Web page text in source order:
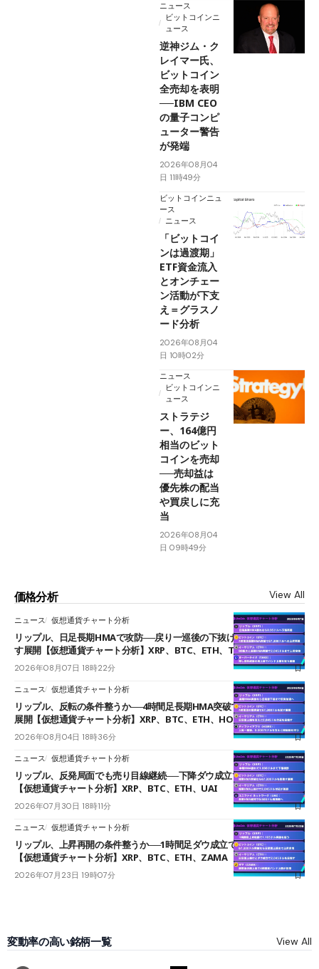
ニュース
ビットコインニ
ュース
逆神ジム・ク
レイマー氏、
ビットコイン
全売却を表明
──IBM CEO
の量子コンピ
ューター警告
が発端
2026年08月04
日 11時49分
ビットコインニュ
ース
ニュース
「ビットコイ
ンは過渡期」
ETF資金流入
とオンチェー
ン活動が下支
え＝グラスノ
ード分析
2026年08月04
日 10時02分
ニュース
ビットコインニ
ュース
ストラテジ
ー、164億円
相当のビット
コインを売却
──売却益は
優先株の配当
や買戻しに充
当
2026年08月04
日 09時49分
価格分析 View All
ニュース 仮想通貨チャート分析
リップル、日足長期HMAで攻防──戻り一巡後の下抜けで0.95ドルを試
す展開【仮想通貨チャート分析】XRP、BTC、ETH、TAKE
2026年08月07日 18時22分
ニュース 仮想通貨チャート分析
リップル、反転の条件整うか──4時間足長期HMA突破で雲下端を目指す
展開【仮想通貨チャート分析】XRP、BTC、ETH、HOME
2026年08月04日 18時36分
ニュース 仮想通貨チャート分析
リップル、反発局面でも売り目線継続──下降ダウ成立で下値追う展開
【仮想通貨チャート分析】XRP、BTC、ETH、UAI
2026年07月30日 18時11分
ニュース 仮想通貨チャート分析
リップル、上昇再開の条件整うか──1時間足ダウ成立で1.185ドルを狙う
【仮想通貨チャート分析】XRP、BTC、ETH、ZAMA
2026年07月23日 19時07分
変動率の高い銘柄一覧 View All